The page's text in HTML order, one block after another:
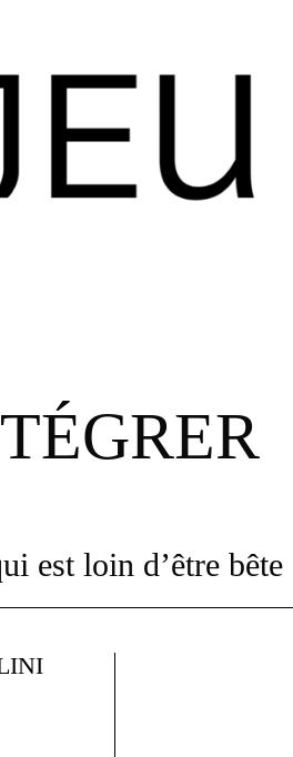
est loin d’être bête